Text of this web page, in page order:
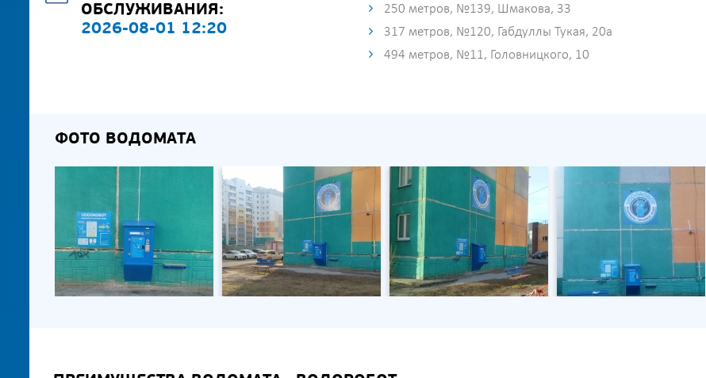
ОБСЛУЖИВАНИЯ:
2026-08-01 12:20
250 метров, №139, Шмакова, 33
317 метров, №120, Габдуллы Тукая, 20а
494 метров, №11, Головницкого, 10
ФОТО ВОДОМАТА